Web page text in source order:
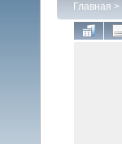
Главная >